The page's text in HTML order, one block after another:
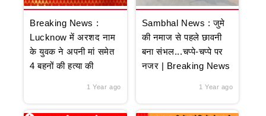
Breaking News :
Lucknow में अरशद नाम
के युवक ने अपनी मां समेत
4 बहनों की हत्या की
1 Year ago
Sambhal News : जुमे
की नमाज से पहले छावनी
बना संभल...चप्पे-चप्पे पर
नजर | Breaking News
1 Year ago